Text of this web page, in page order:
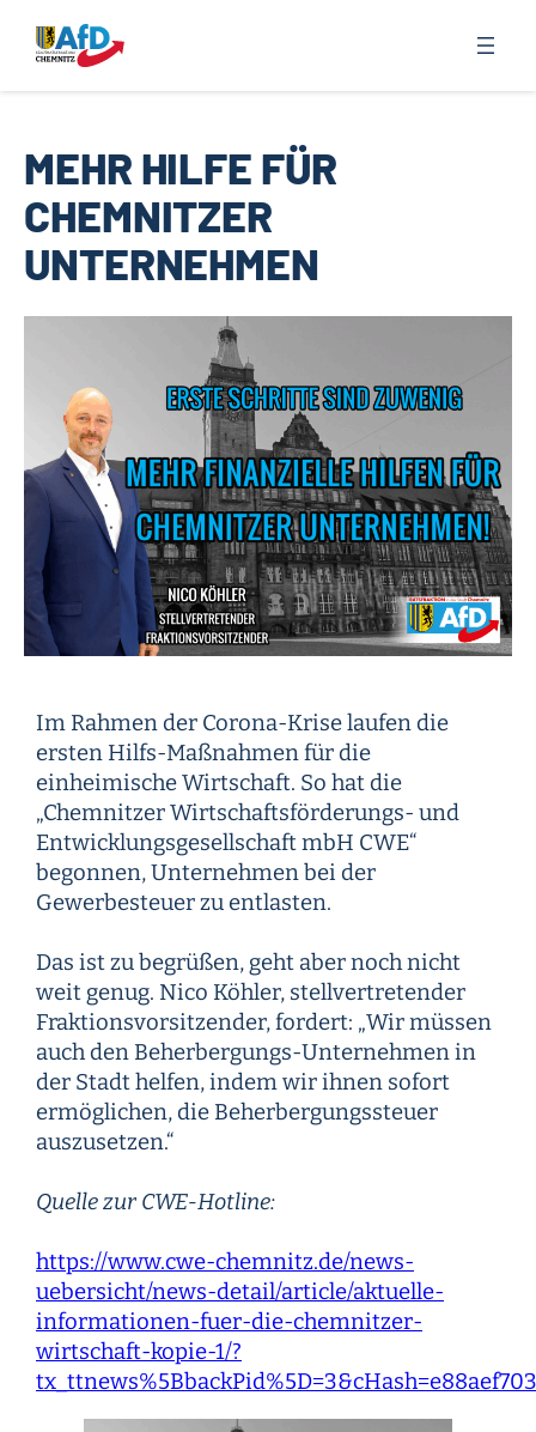
Inhalt
springen
MEHR HILFE FÜR
CHEMNITZER
UNTERNEHMEN
Im Rahmen der Corona-Krise laufen die
ersten Hilfs-Maßnahmen für die
einheimische Wirtschaft. So hat die
„Chemnitzer Wirtschaftsförderungs- und
Entwicklungsgesellschaft mbH CWE“
begonnen, Unternehmen bei der
Gewerbesteuer zu entlasten.
Das ist zu begrüßen, geht aber noch nicht
weit genug. Nico Köhler, stellvertretender
Fraktionsvorsitzender, fordert: „Wir müssen
auch den Beherbergungs-Unternehmen in
der Stadt helfen, indem wir ihnen sofort
ermöglichen, die Beherbergungssteuer
auszusetzen.“
Quelle zur CWE-Hotline:
https://www.cwe-chemnitz.de/news-
uebersicht/news-detail/article/aktuelle-
informationen-fuer-die-chemnitzer-
wirtschaft-kopie-1/?